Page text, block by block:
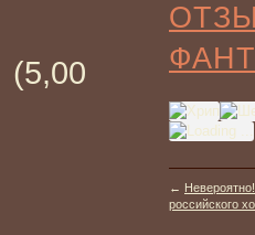
(5,00
←
российского